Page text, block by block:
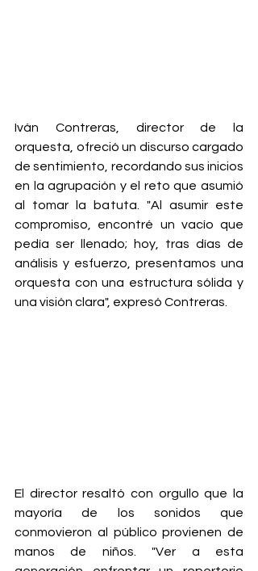
Iván Contreras, director de la
orquesta, ofreció un discurso cargado
de sentimiento, recordando sus inicios
en la agrupación y el reto que asumió
al tomar la batuta. "Al asumir este
compromiso, encontré un vacío que
pedía ser llenado; hoy, tras días de
análisis y esfuerzo, presentamos una
orquesta con una estructura sólida y
una visión clara", expresó Contreras.
El director resaltó con orgullo que la
mayoría de los sonidos que
conmovieron al público provienen de
manos de niños. "Ver a esta